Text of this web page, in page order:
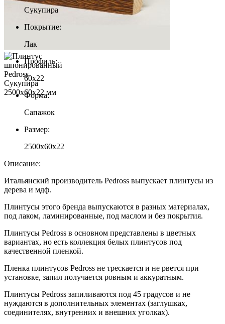
Сукупира
Покрытие:
Лак
Профиль:
60x22
Форма:
Сапажок
Размер:
2500x60x22
Описание:
Итальянский производитель Pedross выпускает плинтусы из
дерева и мдф.
Плинтусы этого бренда выпускаются в разных материалах,
под лаком, ламинированные, под маслом и без покрытия.
Плинтусы Pedross в основном представлены в цветных
вариантах, но есть коллекция белых плинтусов под
качественной пленкой.
Пленка плинтусов Pedross не трескается и не рвется при
установке, запил получается ровным и аккуратным.
Плинтусы Pedross запиливаются под 45 градусов и не
нуждаются в дополнительных элементах (заглушках,
соединителях, внутренних и внешних уголках).